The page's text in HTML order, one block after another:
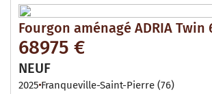
Fourgon aménagé ADRIA Twin
68975 €
NEUF
2025 Franqueville-Saint-Pierre (76)